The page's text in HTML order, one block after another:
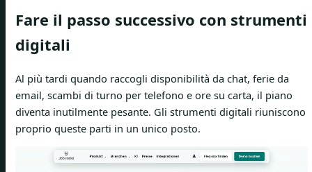
Fare il passo successivo con strumenti
digitali
Al più tardi quando raccogli disponibilità da chat, ferie da
email, scambi di turno per telefono e ore su carta, il piano
diventa inutilmente pesante. Gli strumenti digitali riuniscono
proprio queste parti in un unico posto.